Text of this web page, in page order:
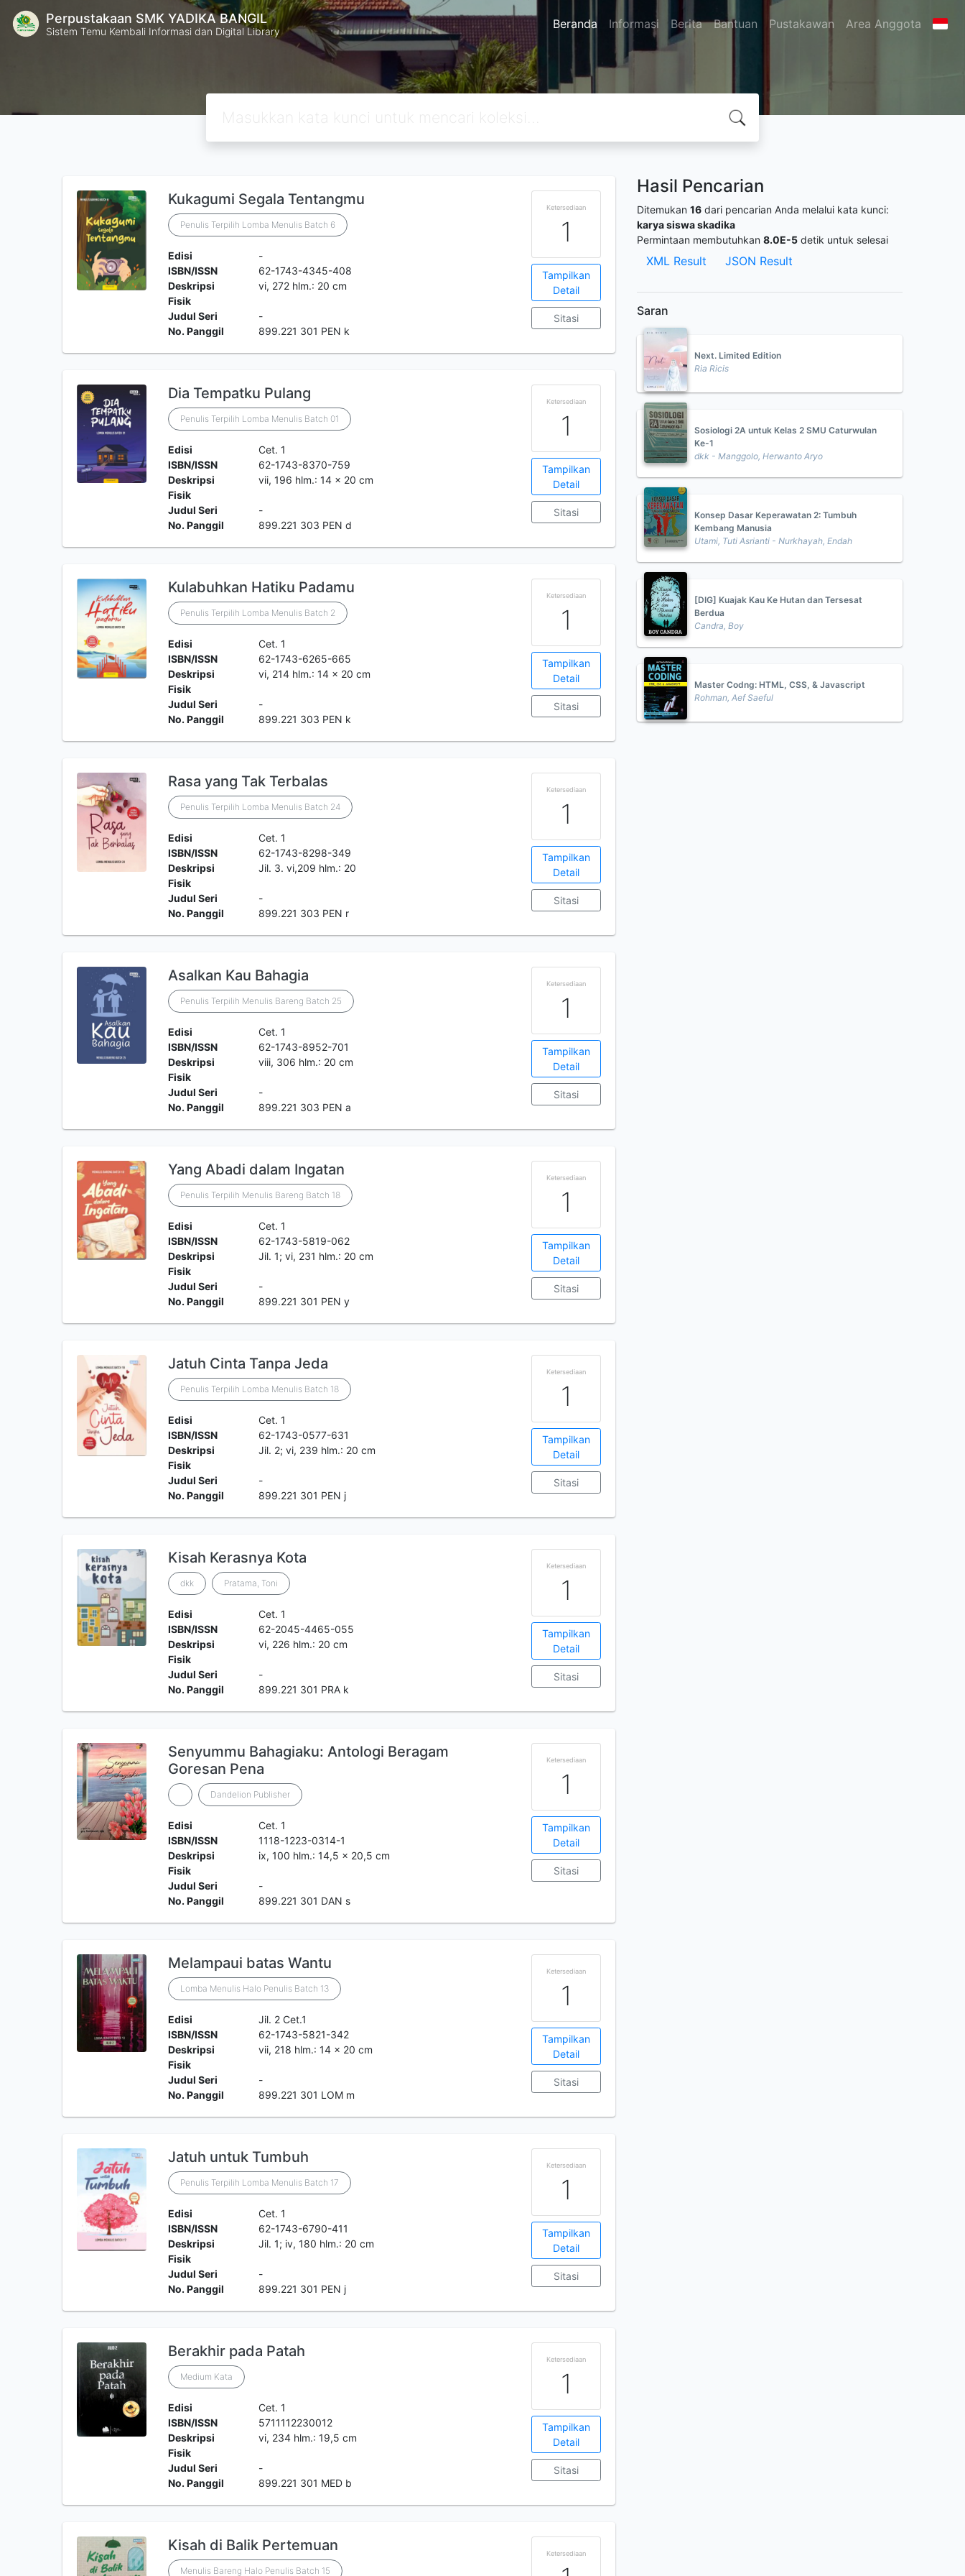
Perpustakaan SMK YADIKA BANGIL
Sistem Temu Kembali Informasi dan Digital Library Beranda Informasi Berita Bantuan Pustakawan Area Anggota
Kukagumi Segala Tentangmu
Penulis Terpilih Lomba Menulis Batch 6
Edisi
-
ISBN/ISSN
62-1743-4345-408
Deskripsi
Fisik
vi, 272 hlm.: 20 cm
Judul Seri
-
No. Panggil
899.221 301 PEN k
Ketersediaan
1
Tampilkan
Detail
Sitasi
Dia Tempatku Pulang
Penulis Terpilih Lomba Menulis Batch 01
Edisi
Cet. 1
ISBN/ISSN
62-1743-8370-759
Deskripsi
Fisik
vii, 196 hlm.: 14 x 20 cm
Judul Seri
-
No. Panggil
899.221 303 PEN d
Ketersediaan
1
Tampilkan
Detail
Sitasi
Kulabuhkan Hatiku Padamu
Penulis Terpilih Lomba Menulis Batch 2
Edisi
Cet. 1
ISBN/ISSN
62-1743-6265-665
Deskripsi
Fisik
vi, 214 hlm.: 14 x 20 cm
Judul Seri
-
No. Panggil
899.221 303 PEN k
Ketersediaan
1
Tampilkan
Detail
Sitasi
Rasa yang Tak Terbalas
Penulis Terpilih Lomba Menulis Batch 24
Edisi
Cet. 1
ISBN/ISSN
62-1743-8298-349
Deskripsi
Fisik
Jil. 3. vi,209 hlm.: 20
Judul Seri
-
No. Panggil
899.221 303 PEN r
Ketersediaan
1
Tampilkan
Detail
Sitasi
Asalkan Kau Bahagia
Penulis Terpilih Menulis Bareng Batch 25
Edisi
Cet. 1
ISBN/ISSN
62-1743-8952-701
Deskripsi
Fisik
viii, 306 hlm.: 20 cm
Judul Seri
-
No. Panggil
899.221 303 PEN a
Ketersediaan
1
Tampilkan
Detail
Sitasi
Yang Abadi dalam Ingatan
Penulis Terpilih Menulis Bareng Batch 18
Edisi
Cet. 1
ISBN/ISSN
62-1743-5819-062
Deskripsi
Fisik
Jil. 1; vi, 231 hlm.: 20 cm
Judul Seri
-
No. Panggil
899.221 301 PEN y
Ketersediaan
1
Tampilkan
Detail
Sitasi
Jatuh Cinta Tanpa Jeda
Penulis Terpilih Lomba Menulis Batch 18
Edisi
Cet. 1
ISBN/ISSN
62-1743-0577-631
Deskripsi
Fisik
Jil. 2; vi, 239 hlm.: 20 cm
Judul Seri
-
No. Panggil
899.221 301 PEN j
Ketersediaan
1
Tampilkan
Detail
Sitasi
Kisah Kerasnya Kota
dkk Pratama, Toni
Edisi
Cet. 1
ISBN/ISSN
62-2045-4465-055
Deskripsi
Fisik
vi, 226 hlm.: 20 cm
Judul Seri
-
No. Panggil
899.221 301 PRA k
Ketersediaan
1
Tampilkan
Detail
Sitasi
Senyummu Bahagiaku: Antologi Beragam
Goresan Pena
Dandelion Publisher
Edisi
Cet. 1
ISBN/ISSN
1118-1223-0314-1
Deskripsi
Fisik
ix, 100 hlm.: 14,5 x 20,5 cm
Judul Seri
-
No. Panggil
899.221 301 DAN s
Ketersediaan
1
Tampilkan
Detail
Sitasi
Melampaui batas Wantu
Lomba Menulis Halo Penulis Batch 13
Edisi
Jil. 2 Cet.1
ISBN/ISSN
62-1743-5821-342
Deskripsi
Fisik
vii, 218 hlm.: 14 x 20 cm
Judul Seri
-
No. Panggil
899.221 301 LOM m
Ketersediaan
1
Tampilkan
Detail
Sitasi
Jatuh untuk Tumbuh
Penulis Terpilih Lomba Menulis Batch 17
Edisi
Cet. 1
ISBN/ISSN
62-1743-6790-411
Deskripsi
Fisik
Jil. 1; iv, 180 hlm.: 20 cm
Judul Seri
-
No. Panggil
899.221 301 PEN j
Ketersediaan
1
Tampilkan
Detail
Sitasi
Berakhir pada Patah
Medium Kata
Edisi
Cet. 1
ISBN/ISSN
5711112230012
Deskripsi
Fisik
vi, 234 hlm.: 19,5 cm
Judul Seri
-
No. Panggil
899.221 301 MED b
Ketersediaan
1
Tampilkan
Detail
Sitasi
Kisah di Balik Pertemuan
Menulis Bareng Halo Penulis Batch 15
Ketersediaan
Hasil Pencarian
Ditemukan 16 dari pencarian Anda melalui kata kunci:
karya siswa skadika
Permintaan membutuhkan 8.0E-5 detik untuk selesai
XML Result JSON Result
Saran
Next. Limited Edition
Ria Ricis
Sosiologi 2A untuk Kelas 2 SMU Caturwulan
Ke-1
dkk - Manggolo, Herwanto Aryo
Konsep Dasar Keperawatan 2: Tumbuh
Kembang Manusia
Utami, Tuti Asrianti - Nurkhayah, Endah
[DIG] Kuajak Kau Ke Hutan dan Tersesat
Berdua
Candra, Boy
Master Codng: HTML, CSS, & Javascript
Rohman, Aef Saeful